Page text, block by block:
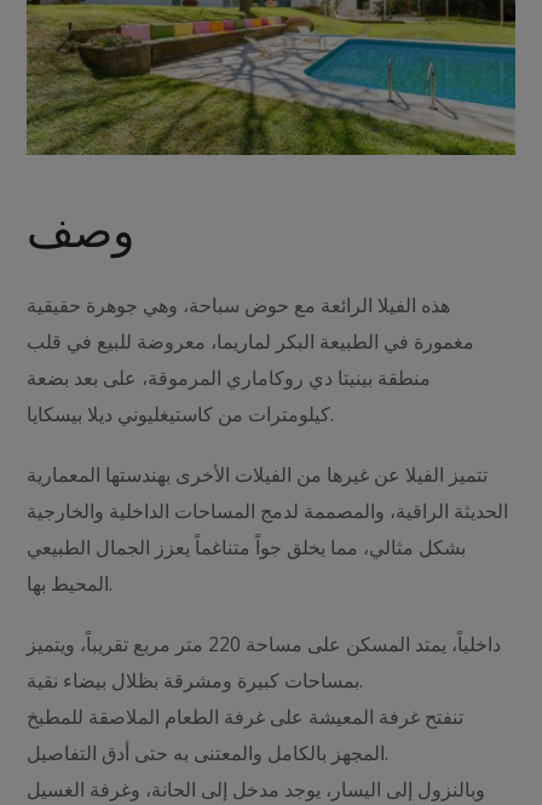
وصف
هذه الفيلا الرائعة مع حوض سباحة، وهي جوهرة حقيقية
مغمورة في الطبيعة البكر لماريما، معروضة للبيع في قلب
منطقة بينيتا دي روكاماري المرموقة، على بعد بضعة
كيلومترات من كاستيغليوني ديلا بيسكايا.
تتميز الفيلا عن غيرها من الفيلات الأخرى بهندستها المعمارية
الحديثة الراقية، والمصممة لدمج المساحات الداخلية والخارجية
بشكل مثالي، مما يخلق جواً متناغماً يعزز الجمال الطبيعي
المحيط بها.
داخلياً، يمتد المسكن على مساحة 220 متر مربع تقريباً، ويتميز
بمساحات كبيرة ومشرقة بظلال بيضاء نقية.
تنفتح غرفة المعيشة على غرفة الطعام الملاصقة للمطبخ
المجهز بالكامل والمعتنى به حتى أدق التفاصيل.
وبالنزول إلى اليسار، يوجد مدخل إلى الحانة، وغرفة الغسيل